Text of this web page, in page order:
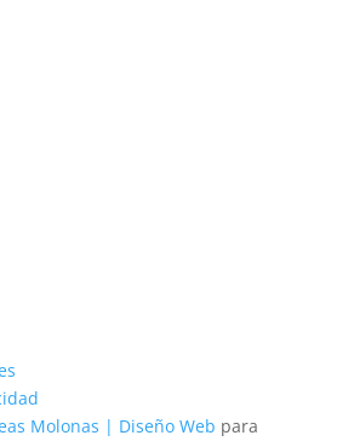
Molonas | Diseño Web para